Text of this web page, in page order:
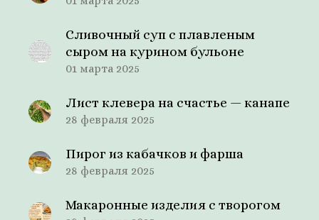
Сливочный суп с плавленым
сыром на курином бульоне
01 марта 2025
Лист клевера на счастье — канапе
28 февраля 2025
Пирог из кабачков и фарша
28 февраля 2025
Макаронные изделия с творогом